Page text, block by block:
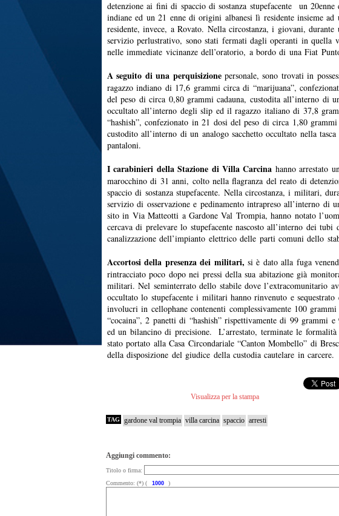
detenzione ai fini di spaccio di sostanza stupefacente un
indiane ed un 21 enne di origini albanesi lì residente insieme ad
residente, invece, a Rovato. Nella circostanza, i giovani, durante
servizio perlustrativo, sono stati fermati dagli operanti in quella
nelle immediate vicinanze dell’oratorio, a bordo di una Fiat
A seguito di una perquisizionepersonale, sono trovati in
ragazzo indiano di 17,6 grammi circa di “marijuana”,
del peso di circa 0,80 grammi cadauna, custodita all’interno di
occultato all’interno degli slip ed il ragazzo italiano di 37,8
“hashish”, confezionato in 21 dosi del peso di circa 1,80 grammi
custodito all’interno di un analogo sacchetto occultato nella tasca
pantaloni.
I carabinieri della Stazione di Villa Carcina hanno arrestato
marocchino di 31 anni, colto nella flagranza del reato di
spaccio di sostanza stupefacente. Nella circostanza, i militari,
servizio di osservazione e pedinamento intrapreso all’interno di
sito in Via Matteotti a Gardone Val Trompia, hanno notato
cercava di prelevare lo stupefacente nascosto all’interno dei tubi
canalizzazione dell’impianto elettrico delle parti comuni dello
Accortosi della presenza dei militari, si è dato alla fuga
rintracciato poco dopo nei pressi della sua abitazione già
militari. Nel seminterrato dello stabile dove l’extracomunitario
occultato lo stupefacente i militari hanno rinvenuto e sequestrato
involucri in cellophane contenenti complessivamente 100
“cocaina”, 2 panetti di “hashish” rispettivamente di 99 grammi
ed un bilancino di precisione. L’arrestato, terminate le
stato portato alla Casa Circondariale “Canton Mombello” di
della disposizione del giudice della custodia cautelare in carcere.
Visualizza per la stampa
TAG gardone val trompia villa carcina spaccio arresti
Aggiungi commento:
Titolo o firma:
Commento: (*) (
)